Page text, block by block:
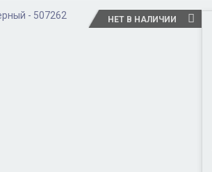
НЕТ В НАЛИЧИИ